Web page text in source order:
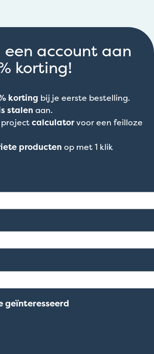
een account aan
korting!
korting bij je eerste bestelling.
stalen aan.
projectcalculatorvoor een feilloze
producten op met 1 klik
geïnteresseerd